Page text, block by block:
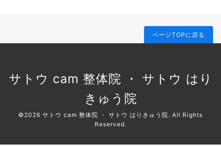
ページTOPに戻る
サトウ cam 整体院 ・ サトウ はり
きゅう院
©2026 サトウ cam 整体院 ・ サトウ はりきゅう院. All Rights
Reserved.